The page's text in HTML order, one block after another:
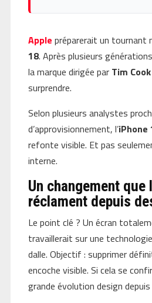
Apple préparerait un tournant
18. Après plusieurs
la marque dirigée par Tim Cook
surprendre.
Selon plusieurs analystes
d’approvisionnement, l’iPhone
refonte visible. Et pas
interne.
Un changement que
réclament depuis
Le point clé ? Un écran
travaillerait sur une
dalle. Objectif : supprimer
encoche visible. Si cela se
grande évolution design depuis